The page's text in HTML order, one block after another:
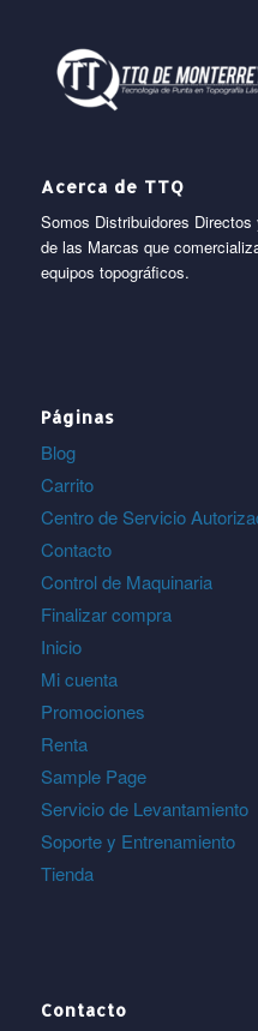
Acerca de TTQ
Somos Distribuidores
de las Marcas que
equipos topográficos.
Páginas
Blog
Carrito
Centro de Servicio
Contacto
Control de Maquinaria
Finalizar compra
Inicio
Mi cuenta
Promociones
Renta
Sample Page
Servicio de Levantamiento
Soporte y Entrenamiento
Tienda
Contacto